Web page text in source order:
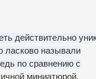
действительно
ласково называли
по сравнению с
миниатюрой.